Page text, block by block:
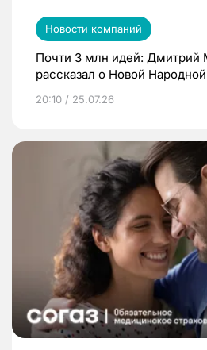
Новости компаний
Почти 3 млн идей: Дмитрий
рассказал о Новой
20:10 / 25.07.26